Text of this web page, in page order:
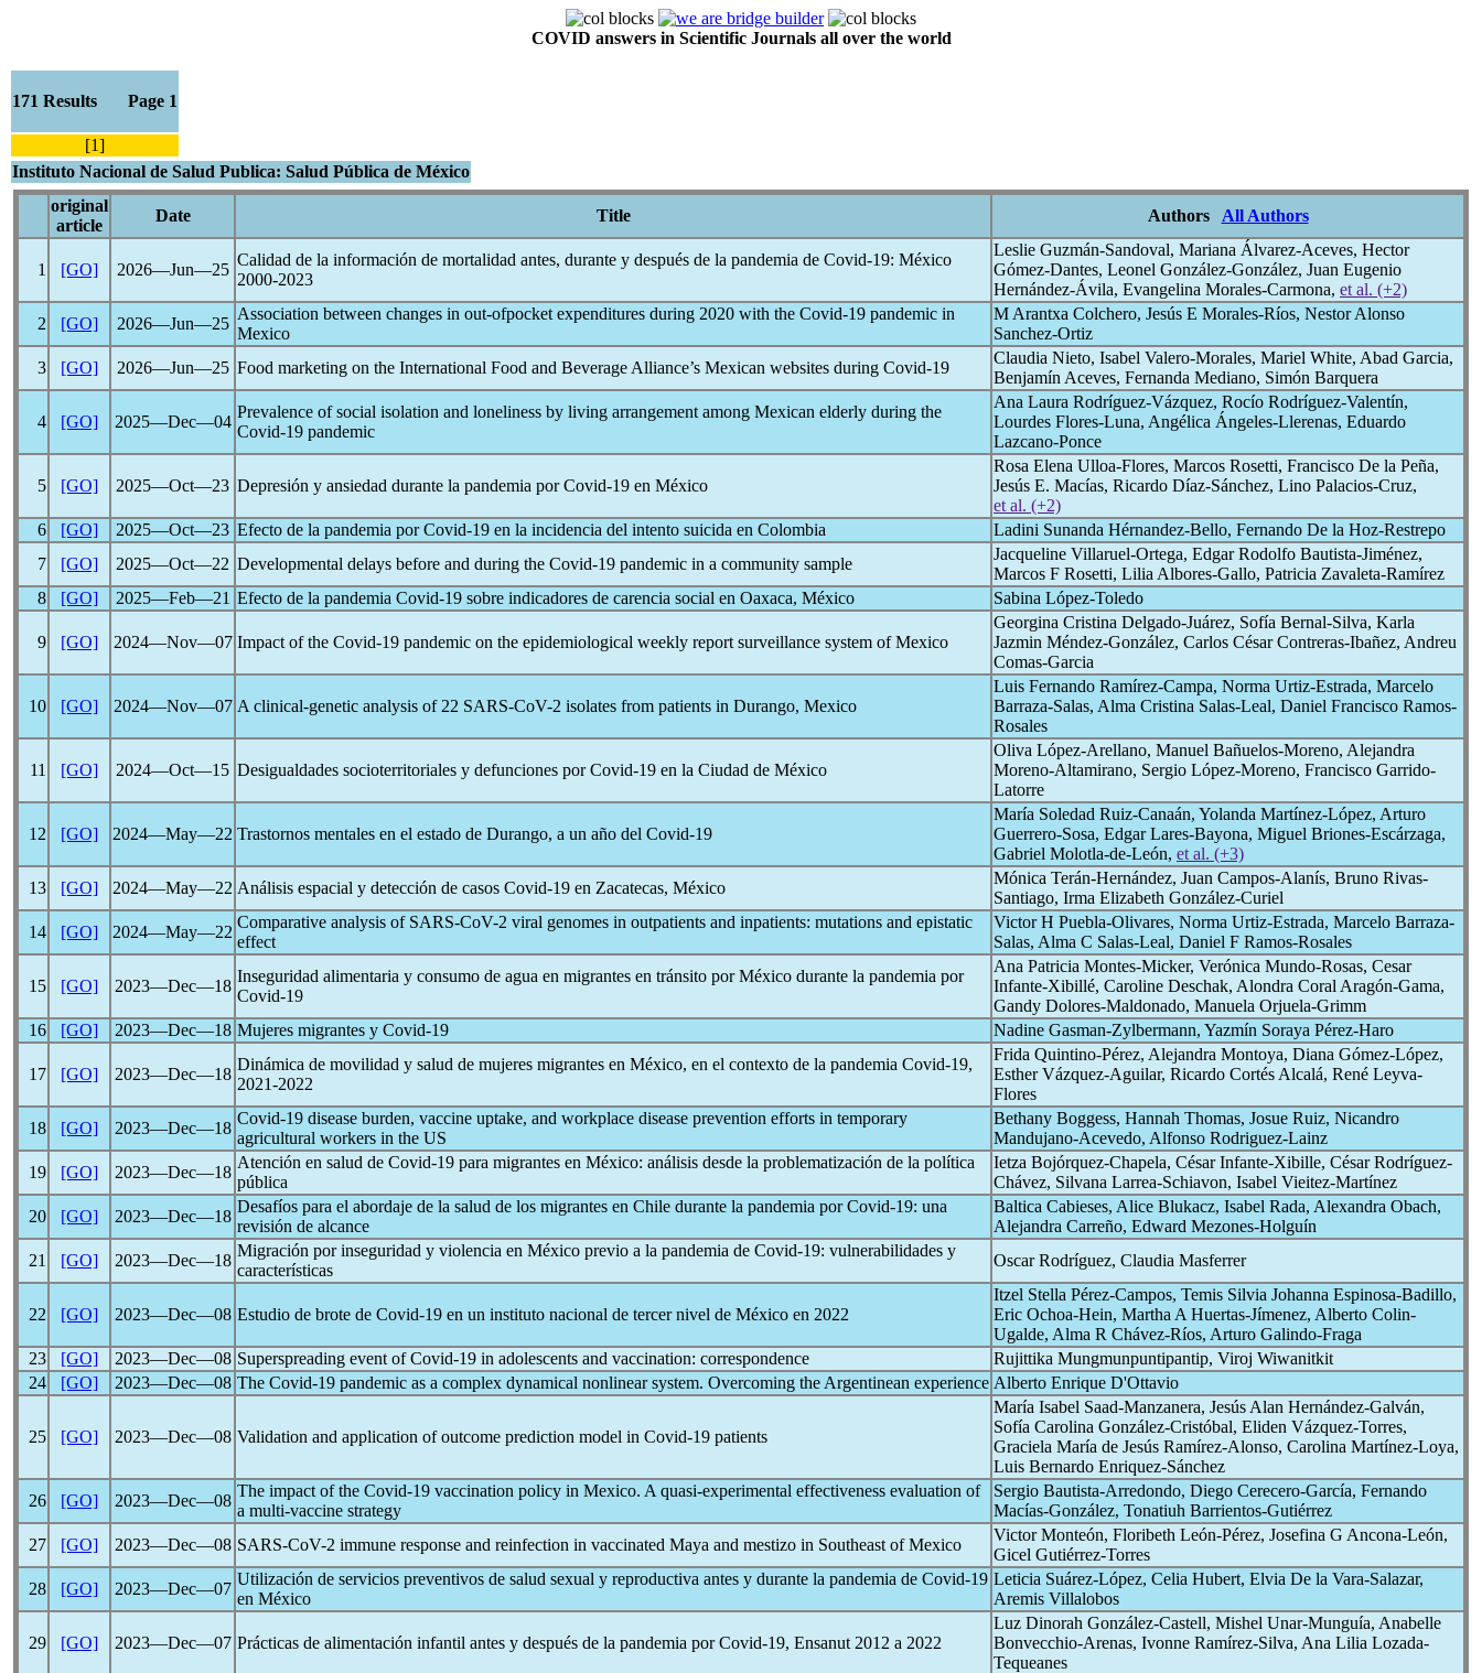
COVID answers in Scientific Journals all over the world
171 Results Page 1
[1]
Instituto Nacional de Salud Publica: Salud Pública de México
original
article
Date Title Authors All Authors
1 [GO] 2026―Jun―25
Calidad de la información de mortalidad antes, durante y después de la pandemia de Covid-19: México
2000-2023
Leslie Guzmán-Sandoval, Mariana Álvarez-Aceves, Hector
Gómez-Dantes, Leonel González-González, Juan Eugenio
Hernández-Ávila, Evangelina Morales-Carmona, et al. (+2)
2
[GO] 2026―Jun―25
Association between changes in out-ofpocket expenditures during 2020 with the Covid-19 pandemic in
Mexico
M Arantxa Colchero, Jesús E Morales-Ríos, Nestor Alonso
Sanchez-Ortiz
3
[GO] 2026―Jun―25 Food marketing on the International Food and Beverage Alliance’s Mexican websites during Covid-19
Claudia Nieto, Isabel Valero-Morales, Mariel White, Abad Garcia,
Benjamín Aceves, Fernanda Mediano, Simón Barquera
4 [GO] 2025―Dec―04
Prevalence of social isolation and loneliness by living arrangement among Mexican elderly during the
Covid-19 pandemic
Ana Laura Rodríguez-Vázquez, Rocío Rodríguez-Valentín,
Lourdes Flores-Luna, Angélica Ángeles-Llerenas, Eduardo
Lazcano-Ponce
5 [GO] 2025―Oct―23 Depresión y ansiedad durante la pandemia porCovid-19 en México
Rosa Elena Ulloa-Flores, Marcos Rosetti, Francisco De la Peña,
Jesús E. Macías, Ricardo Díaz-Sánchez, Lino Palacios-Cruz,
et al. (+2)
6
[GO] 2025―Oct―23 Efecto de la pandemia porCovid-19 en la incidencia del intento suicida en Colombia
Ladini Sunanda Hérnandez-Bello, Fernando De la Hoz-Restrepo
7
[GO] 2025―Oct―22 Developmental delays before and during the Covid-19 pandemic in a community sample
Jacqueline Villaruel-Ortega, Edgar Rodolfo Bautista-Jiménez,
Marcos F Rosetti, Lilia Albores-Gallo, Patricia Zavaleta-Ramírez
8
[GO] 2025―Feb―21 Efecto de la pandemia Covid-19 sobre indicadores de carencia social en Oaxaca, México Sabina López-Toledo
9 [GO] 2024―Nov―07 Impact of the Covid-19 pandemic on the epidemiological weekly report surveillance system of Mexico
Georgina Cristina Delgado-Juárez, Sofía Bernal-Silva, Karla
Jazmin Méndez-González, Carlos César Contreras-Ibañez, Andreu
Comas-Garcia
10 [GO] 2024―Nov―07 A clinical-genetic analysis of 22 SARS-CoV-2 isolates from patients in Durango, Mexico
Luis Fernando Ramírez-Campa, Norma Urtiz-Estrada, Marcelo
Barraza-Salas, Alma Cristina Salas-Leal, Daniel Francisco Ramos-
Rosales
11 [GO] 2024―Oct―15 Desigualdades socioterritoriales y defunciones porCovid-19 en la Ciudad de México
Oliva López-Arellano, Manuel Bañuelos-Moreno, Alejandra
Moreno-Altamirano, Sergio López-Moreno, Francisco Garrido-
Latorre
12 [GO] 2024―May―22 Trastornos mentales en el estado de Durango, a un año del Covid-19
María Soledad Ruiz-Canaán, Yolanda Martínez-López, Arturo
Guerrero-Sosa, Edgar Lares-Bayona, Miguel Briones-Escárzaga,
Gabriel Molotla-de-León, et al. (+3)
13
[GO] 2024―May―22 Análisis espacial y detección de casos Covid-19 en Zacatecas, México
Mónica Terán-Hernández, Juan Campos-Alanís, Bruno Rivas-
Santiago, Irma Elizabeth González-Curiel
14
[GO] 2024―May―22
Comparative analysis of SARS-CoV-2 viral genomes in outpatients and inpatients: mutations and epistatic
effect
Victor H Puebla-Olivares, Norma Urtiz-Estrada, Marcelo Barraza-
Salas, Alma C Salas-Leal, Daniel F Ramos-Rosales
15 [GO] 2023―Dec―18
Inseguridad alimentaria y consumo de agua en migrantes en tránsito por México durante la pandemia por
Covid-19
Ana Patricia Montes-Micker, Verónica Mundo-Rosas, Cesar
Infante-Xibillé, Caroline Deschak, Alondra Coral Aragón-Gama,
Gandy Dolores-Maldonado, Manuela Orjuela-Grimm
16
[GO] 2023―Dec―18 Mujeres migrantes y Covid-19 Nadine Gasman-Zylbermann, Yazmín Soraya Pérez-Haro
17 [GO] 2023―Dec―18
Dinámica de movilidad y salud de mujeres migrantes en México, en el contexto de la pandemia Covid-19,
2021-2022
Frida Quintino-Pérez, Alejandra Montoya, Diana Gómez-López,
Esther Vázquez-Aguilar, Ricardo Cortés Alcalá, René Leyva-
Flores
18
[GO] 2023―Dec―18
Covid-19 disease burden, vaccine uptake, and workplace disease prevention efforts in temporary
agricultural workers in the US
Bethany Boggess, Hannah Thomas, Josue Ruiz, Nicandro
Mandujano-Acevedo, Alfonso Rodriguez-Lainz
19
[GO] 2023―Dec―18
Atención en salud de Covid-19 para migrantes en México: análisis desde la problematización de la política
pública
Ietza Bojórquez-Chapela, César Infante-Xibille, César Rodríguez-
Chávez, Silvana Larrea-Schiavon, Isabel Vieitez-Martínez
20
[GO] 2023―Dec―18
Desafíos para el abordaje de la salud de los migrantes en Chile durante la pandemia porCovid-19: una
revisión de alcance
Baltica Cabieses, Alice Blukacz, Isabel Rada, Alexandra Obach,
Alejandra Carreño, Edward Mezones-Holguín
21
[GO] 2023―Dec―18
Migración por inseguridad y violencia en México previo a la pandemia de Covid-19: vulnerabilidades y
características
Oscar Rodríguez, Claudia Masferrer
22 [GO] 2023―Dec―08 Estudio de brote de Covid-19 en un instituto nacional de tercer nivel de México en 2022
Itzel Stella Pérez-Campos, Temis Silvia Johanna Espinosa-Badillo,
Eric Ochoa-Hein, Martha A Huertas-Jímenez, Alberto Colin-
Ugalde, Alma R Chávez-Ríos, Arturo Galindo-Fraga
23
[GO] 2023―Dec―08 Superspreading event ofCovid-19 in adolescents and vaccination: correspondence
Rujittika Mungmunpuntipantip, Viroj Wiwanitkit
24
[GO] 2023―Dec―08 The Covid-19 pandemic as a complex dynamical nonlinear system. Overcoming the Argentinean experience Alberto Enrique D'Ottavio
25 [GO] 2023―Dec―08 Validation and application of outcome prediction model in Covid-19 patients
María Isabel Saad-Manzanera, Jesús Alan Hernández-Galván,
Sofía Carolina González-Cristóbal, Eliden Vázquez-Torres,
Graciela María de Jesús Ramírez-Alonso, Carolina Martínez-Loya,
Luis Bernardo Enriquez-Sánchez
26
[GO] 2023―Dec―08
The impact of the Covid-19 vaccination policy in Mexico. A quasi-experimental effectiveness evaluation of
a multi-vaccine strategy
Sergio Bautista-Arredondo, Diego Cerecero-García, Fernando
Macías-González, Tonatiuh Barrientos-Gutiérrez
27
[GO] 2023―Dec―08 SARS-CoV-2 immune response and reinfection in vaccinated Maya and mestizo in Southeast of Mexico
Victor Monteón, Floribeth León-Pérez, Josefina G Ancona-León,
Gicel Gutiérrez-Torres
28
[GO] 2023―Dec―07
Utilización de servicios preventivos de salud sexual y reproductiva antes y durante la pandemia de Covid-19
en México
Leticia Suárez-López, Celia Hubert, Elvia De la Vara-Salazar,
Aremis Villalobos
29 [GO] 2023―Dec―07 Prácticas de alimentación infantil antes y después de la pandemia porCovid-19, Ensanut 2012 a 2022
Luz Dinorah González-Castell, Mishel Unar-Munguía, Anabelle
Bonvecchio-Arenas, Ivonne Ramírez-Silva, Ana Lilia Lozada-
Tequeanes